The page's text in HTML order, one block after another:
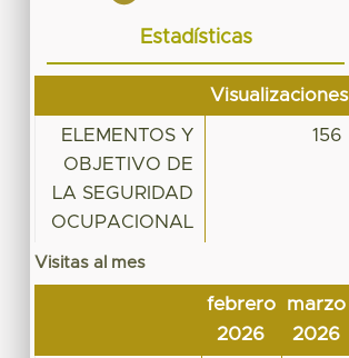
Estadísticas
Visualizaciones
ELEMENTOS Y
OBJETIVO DE
LA SEGURIDAD
OCUPACIONAL
156
Visitas al mes
febrero
2026
marzo
2026